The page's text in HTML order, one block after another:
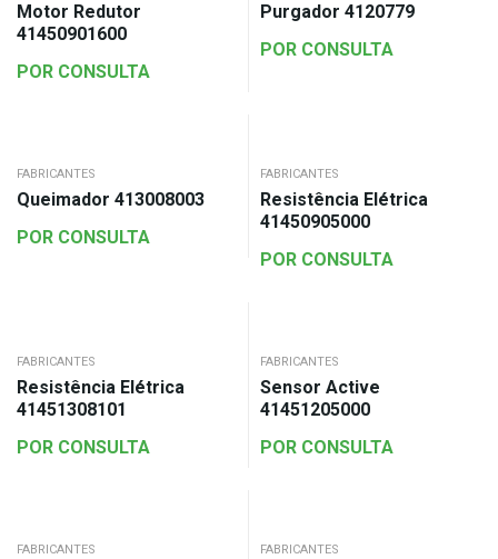
Motor Redutor
41450901600
POR CONSULTA
Purgador 4120779
POR CONSULTA
FABRICANTES
Queimador 413008003
POR CONSULTA
FABRICANTES
Resistência Elétrica
41450905000
POR CONSULTA
FABRICANTES
Resistência Elétrica
41451308101
POR CONSULTA
FABRICANTES
Sensor Active
41451205000
POR CONSULTA
FABRICANTES FABRICANTES